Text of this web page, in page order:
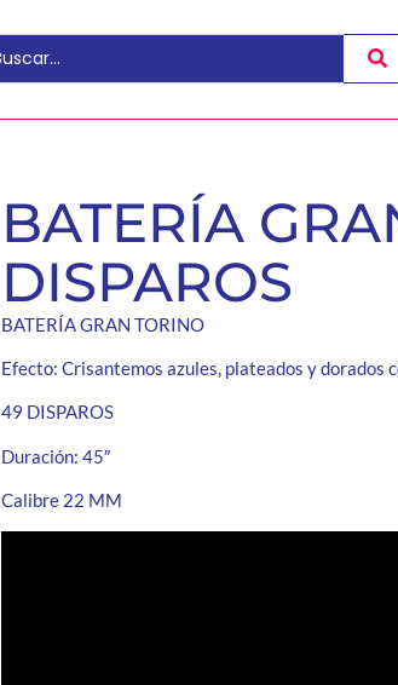
BATERÍA
DISPAROS
BATERÍA GRAN TORINO
Efecto: Crisantemos azules, plateados y
49 DISPAROS
Duración: 45″
Calibre 22 MM